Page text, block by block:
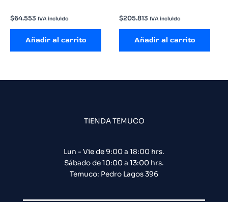
$64.553 IVA incluido
Añadir al carrito
$205.813 IVA incluido
Añadir al carrito
TIENDA TEMUCO
Lun - Vie de 9:00 a 18:00 hrs.
Sábado de 10:00 a 13:00 hrs.
Temuco: Pedro Lagos 396